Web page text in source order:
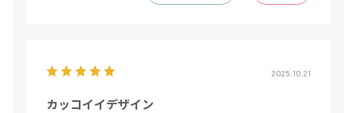
2025.10.21
カッコイイデザイン